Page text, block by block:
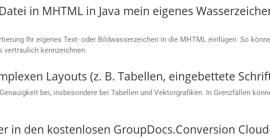
in MHTML in Java mein eigenes
Ihr eigenes Text- oder Bildwasserzeichen in die MHTML einfügen. So
vertraulich kennzeichnen.
Layouts (z. B. Tabellen, eingebettete
bei, insbesondere bei Tabellen und Vektorgrafiken. In Grenzfällen
in den kostenlosen GroupDocs.Conversion